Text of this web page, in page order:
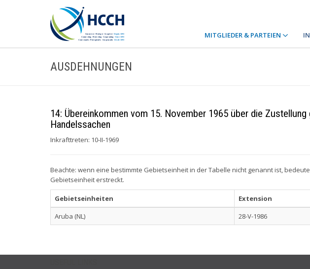
MITGLIEDER & PARTEIEN
AUSDEHNUNGEN
14: Übereinkommen vom 15. November 1965 über die
Handelssachen
Inkrafttreten: 10-II-1969
Beachte: wenn eine bestimmte Gebietseinheit in der Tabelle nicht genannt ist,
Gebietseinheit erstreckt.
Gebietseinheiten Extension
Aruba (NL)
28-V-1986